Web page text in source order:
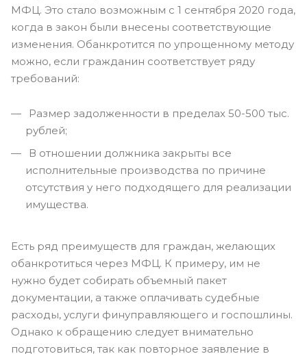
МФЦ. Это стало возможным с 1 сентября 2020 года,
когда в закон были внесены соответствующие
изменения. Обанкротится по упрощенному методу
можно, если гражданин соответствует ряду
требований:
Размер задолженности в пределах 50-500 тыс.
рублей;
В отношении должника закрыты все
исполнительные производства по причине
отсутствия у него подходящего для реализации
имущества.
Есть ряд преимуществ для граждан, желающих
обанкротиться через МФЦ. К примеру, им не
нужно будет собирать объемный пакет
документации, а также оплачивать судебные
расходы, услуги финуправляющего и госпошлины.
Однако к обращению следует внимательно
подготовиться, так как повторное заявление в